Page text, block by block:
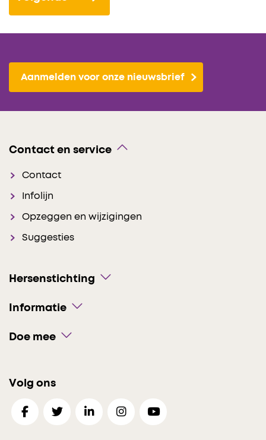
Aanmelden voor onze nieuwsbrief
Contact en service
Contact
Infolijn
Opzeggen en wijzigingen
Suggesties
Hersenstichting
Informatie
Doe mee
Volg ons